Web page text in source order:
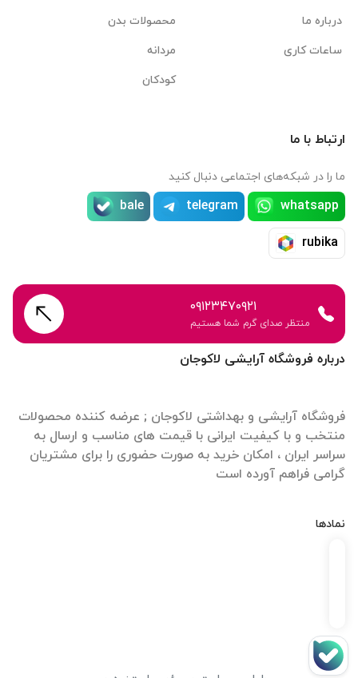
درباره فروشگاه آرایشی لاکوجان
فروشگاه آرایشی و بهداشتی لاکوجان ; عرضه کننده محصولات
منتخب و با کیفیت ایرانی با قیمت های مناسب و ارسال به
سراسر ایران ، امکان خرید به صورت حضوری را برای مشتریان
گرامی فراهم آورده است
نمادها
درباره ما
ساعات کاری
محصولات بدن
مردانه
کودکان
ارتباط با ما
ما را در شبکه‌های اجتماعی دنبال کنید
whatsapp
telegram
bale
rubika
۰۹۱۲۳۴۷۰۹۲۱
منتظر صدای گرم شما هستیم